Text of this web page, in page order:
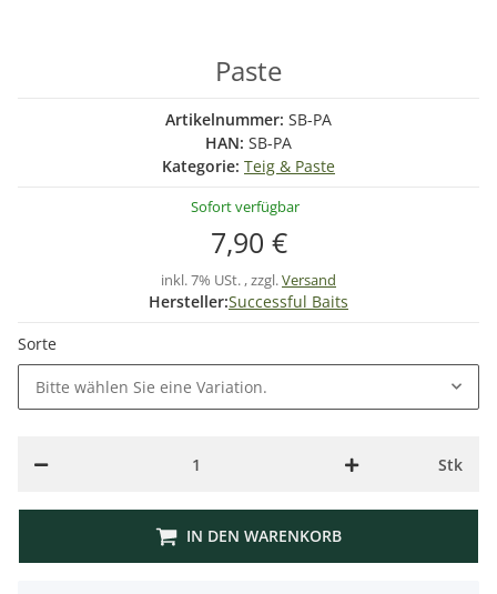
Paste
Artikelnummer: SB-PA
HAN: SB-PA
Kategorie: Teig & Paste
Sofort verfügbar
7,90 €
inkl. 7% USt. , zzgl.Versand
Hersteller:Successful Baits
Sorte
Bitte wählen Sie eine Variation.
Stk
IN DEN WARENKORB